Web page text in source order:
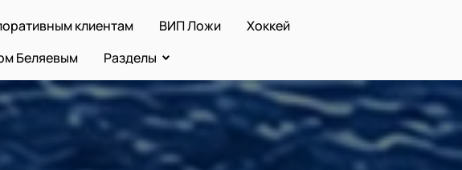
клиентам ВИП Ложи
Хоккей
Беляевым Разделы